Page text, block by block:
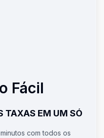
Fácil
TAXAS EM UM SÓ
com todos os